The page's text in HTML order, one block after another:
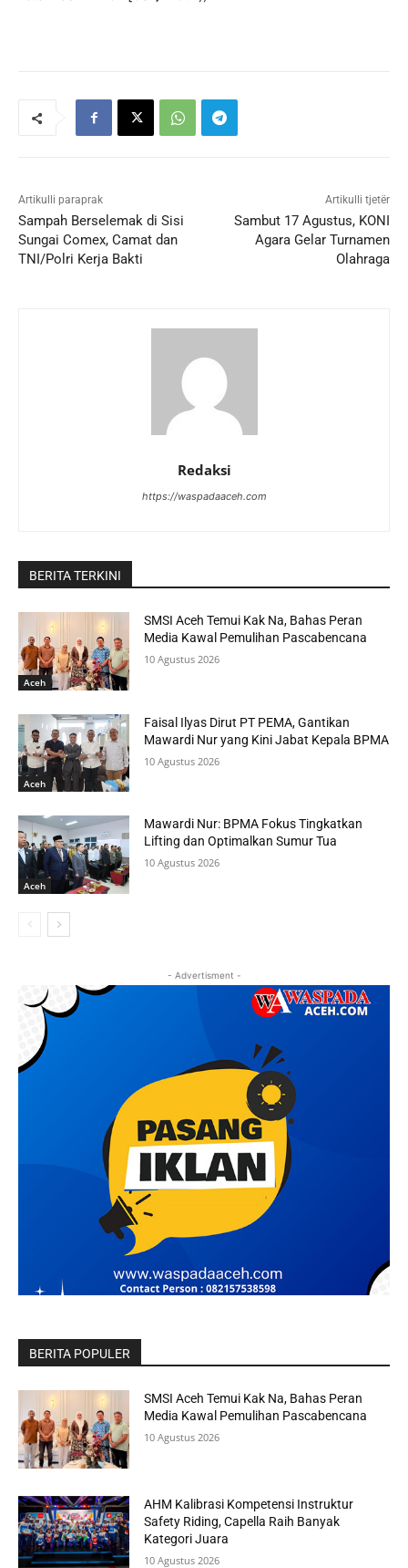
Artikulli paraprak
Sampah Berselemak di Sisi
Sungai Comex, Camat dan
TNI/Polri Kerja Bakti
Artikulli tjetër
Sambut 17 Agustus, KONI
Agara Gelar Turnamen
Olahraga
Redaksi
https://waspadaaceh.com
BERITA TERKINI
Aceh
SMSI Aceh Temui Kak Na, Bahas Peran
Media Kawal Pemulihan Pascabencana
10 Agustus 2026
Aceh
Faisal Ilyas Dirut PT PEMA, Gantikan
Mawardi Nur yang Kini Jabat Kepala BPMA
10 Agustus 2026
Aceh
Mawardi Nur: BPMA Fokus Tingkatkan
Lifting dan Optimalkan Sumur Tua
10 Agustus 2026
- Advertisment -
BERITA POPULER
SMSI Aceh Temui Kak Na, Bahas Peran
Media Kawal Pemulihan Pascabencana
10 Agustus 2026
AHM Kalibrasi Kompetensi Instruktur
Safety Riding, Capella Raih Banyak
Kategori Juara
10 Agustus 2026